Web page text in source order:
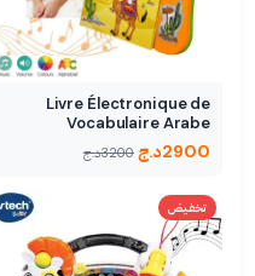
Livre Électronique de
Vocabulaire Arabe
2900د.ج 3200د.ج
تخفيض